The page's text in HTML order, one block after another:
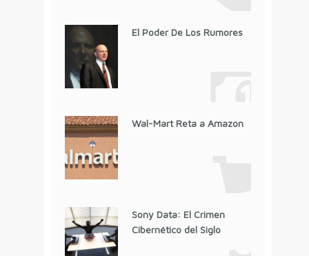
El Poder De Los Rumores
Wal-Mart Reta a Amazon
Sony Data: El Crimen
Cibernético del Siglo